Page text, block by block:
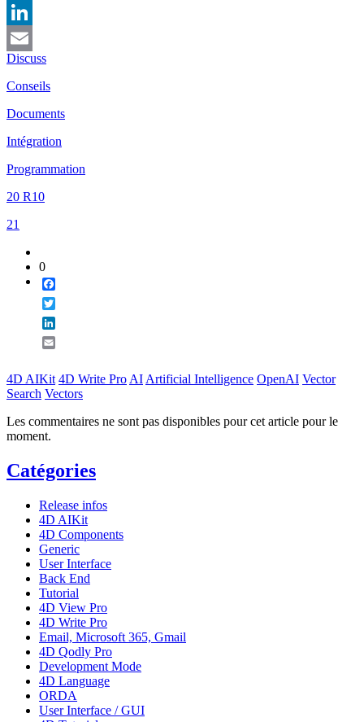
Twitter
LinkedIn
Email
Discuss
Conseils
Documents
Intégration
Programmation
20 R10
21
0
4D AIKit 4D Write Pro AI Artificial Intelligence OpenAI Vector
Search Vectors
Les commentaires ne sont pas disponibles pour cet article pour le
moment.
Catégories
Release infos
4D AIKit
4D Components
Generic
User Interface
Back End
Tutorial
4D View Pro
4D Write Pro
Email, Microsoft 365, Gmail
4D Qodly Pro
Development Mode
4D Language
ORDA
User Interface / GUI